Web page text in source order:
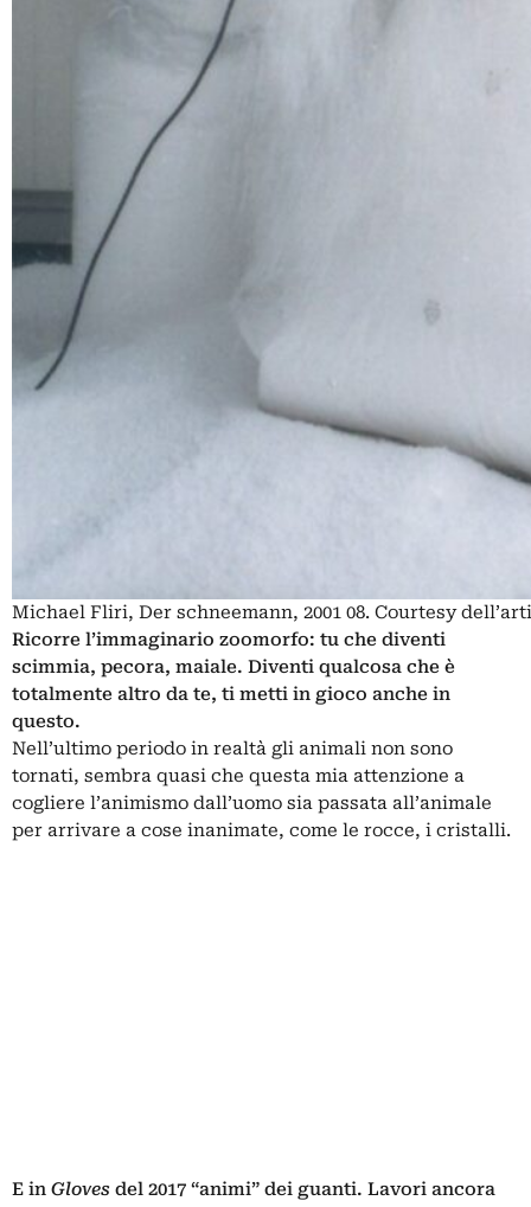
Michael Fliri, Der schneemann, 2001 08. Courtesy
Ricorre l’immaginario zoomorfo: tu che diventi
scimmia, pecora, maiale. Diventi qualcosa che è
totalmente altro da te, ti metti in gioco anche in
questo.
Nell’ultimo periodo in realtà gli animali non sono
tornati, sembra quasi che questa mia attenzione a
cogliere l’animismo dall’uomo sia passata all’animale
per arrivare a cose inanimate, come le rocce, i cristalli.
E in Gloves del 2017 “animi” dei guanti. Lavori ancora